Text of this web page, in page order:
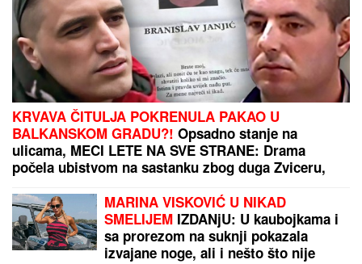
u pekaru da pravim kiflice" (VIDEO)
RASKINULI TEODORA I BEBICAOstavila ga nakon
izlaska iz Elite 9 i uzela sve stvari: Ovo su detalji
by Aklamator